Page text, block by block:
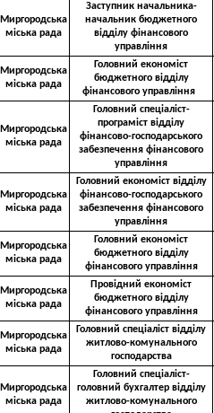
Миргородська
міська рада
Заступник начальника-
начальник бюджетного
відділу фінансового
управління
Миргородська
міська рада
Головний економіст
бюджетного відділу
фінансового управління
Миргородська
міська рада
Головний спеціаліст-
програміст відділу
фінансово-господарського
забезпечення фінансового
управління
Миргородська
міська рада
Головний економіст відділу
фінансово-господарського
забезпечення фінансового
управління
Миргородська
міська рада
Головний економіст
бюджетного відділу
фінансового управління
Миргородська
міська рада
Провідний економіст
бюджетного відділу
фінансового управління
Миргородська
міська рада
Головний спеціаліст відділу
житлово-комунального
господарства
Миргородська
міська рада
Головний спеціаліст-
головний бухгалтер відділу
житлово-комунального